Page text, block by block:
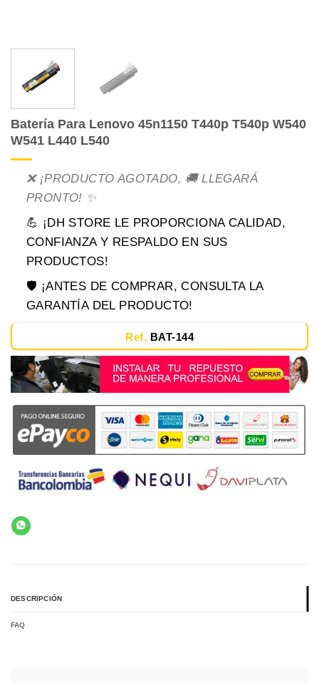
Batería Para Lenovo 45n1150 T440p T540p W540
W541 L440 L540
❌ ¡PRODUCTO AGOTADO, 🚚 LLEGARÁ
PRONTO! ✨
💪 ¡DH STORE LE PROPORCIONA CALIDAD,
CONFIANZA Y RESPALDO EN SUS
PRODUCTOS!
🛡️ ¡ANTES DE COMPRAR, CONSULTA LA
GARANTÍA DEL PRODUCTO!
Ref. BAT-144
DESCRIPCIÓN
FAQ